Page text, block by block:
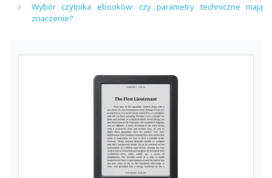
Wybór czytnika ebooków: czy parametry techniczne mają
znaczenie?